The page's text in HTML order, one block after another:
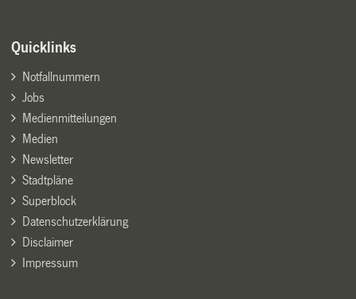
Quicklinks
Notfallnummern
Jobs
Medienmitteilungen
Medien
Newsletter
Stadtpläne
Superblock
Datenschutzerklärung
Disclaimer
Impressum